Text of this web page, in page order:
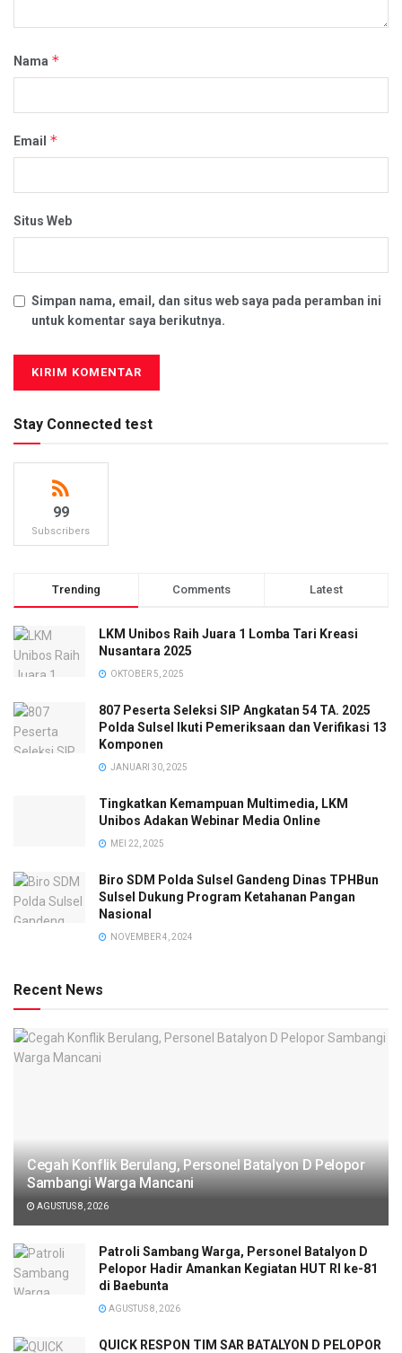
Nama *
Email *
Situs Web
Simpan nama, email, dan situs web saya pada peramban ini
untuk komentar saya berikutnya.
Stay Connected test
99
Subscribers
Trending Comments Latest
LKM Unibos Raih Juara 1 Lomba Tari Kreasi
Nusantara 2025
OKTOBER 5, 2025
807 Peserta Seleksi SIP Angkatan 54 TA. 2025
Polda Sulsel Ikuti Pemeriksaan dan Verifikasi 13
Komponen
JANUARI 30, 2025
Tingkatkan Kemampuan Multimedia, LKM
Unibos Adakan Webinar Media Online
MEI 22, 2025
Biro SDM Polda Sulsel Gandeng Dinas TPHBun
Sulsel Dukung Program Ketahanan Pangan
Nasional
NOVEMBER 4, 2024
Recent News
Cegah Konflik Berulang, Personel Batalyon D Pelopor
Sambangi Warga Mancani
AGUSTUS 8, 2026
Patroli Sambang Warga, Personel Batalyon D
Pelopor Hadir Amankan Kegiatan HUT RI ke-81
di Baebunta
AGUSTUS 8, 2026
QUICK RESPON TIM SAR BATALYON D PELOPOR